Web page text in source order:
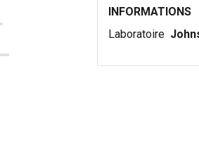
INFORMATIONS
Laboratoire